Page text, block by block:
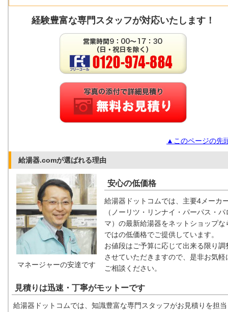
経験豊富な専門スタッフが対応いたします！
▲このページの先
給湯器.comが選ばれる理由
マネージャーの安達です
安心の低価格
給湯器ドットコムでは、主要4メーカ
（ノーリツ・リンナイ・パーパス・パ
マ）の最新給湯器をネットショップな
ではの低価格でご提供しています。
お値段はご予算に応じて出来る限り調
させていただきますので、是非お気軽
ご相談ください。
見積りは迅速・丁寧がモットーです
給湯器ドットコムでは、知識豊富な専門スタッフがお見積りを担当